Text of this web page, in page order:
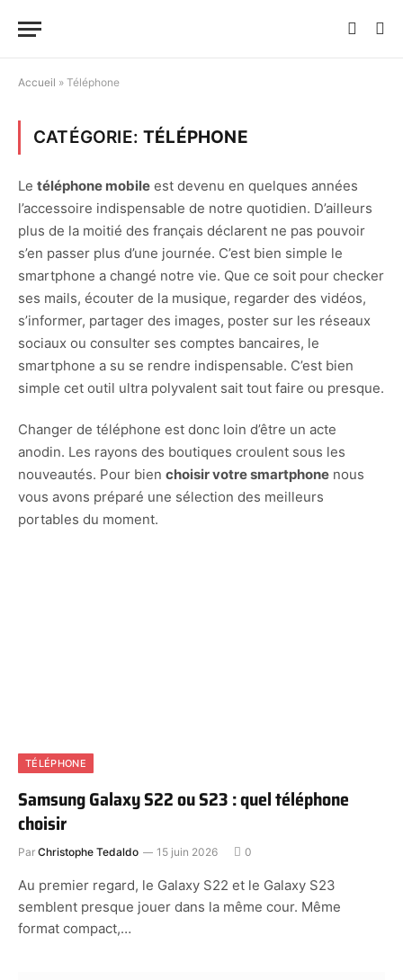
Accueil » Téléphone
CATÉGORIE:TÉLÉPHONE
Le téléphone mobile est devenu en quelques années
l’accessoire indispensable de notre quotidien. D’ailleurs
plus de la moitié des français déclarent ne pas pouvoir
s’en passer plus d’une journée. C’est bien simple le
smartphone a changé notre vie. Que ce soit pour checker
ses mails, écouter de la musique, regarder des vidéos,
s’informer, partager des images, poster sur les réseaux
sociaux ou consulter ses comptes bancaires, le
smartphone a su se rendre indispensable. C’est bien
simple cet outil ultra polyvalent sait tout faire ou presque.
Changer de téléphone est donc loin d’être un acte
anodin. Les rayons des boutiques croulent sous les
nouveautés. Pour bien choisir votre smartphone nous
vous avons préparé une sélection des meilleurs
portables du moment.
TÉLÉPHONE
Samsung Galaxy S22 ou S23 : quel téléphone
choisir
Par Christophe Tedaldo 15 juin 2026 0
Au premier regard, le Galaxy S22 et le Galaxy S23
semblent presque jouer dans la même cour. Même
format compact,…